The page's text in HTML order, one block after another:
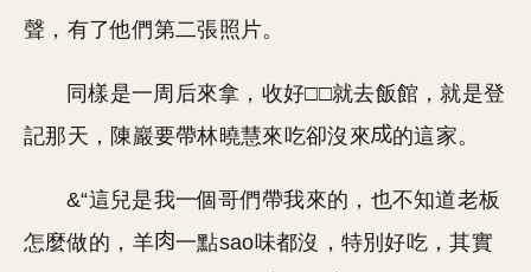
聲，有了他們第二張照片。
同樣是一周后來拿，收好□□就去飯館，就是登
記那天，陳巖要帶林曉慧來吃卻沒來
的這家。
&“這兒是我一個哥們帶我來的，也不知道老板
怎麼做的，羊
一點sao味都沒，特別好吃，其實